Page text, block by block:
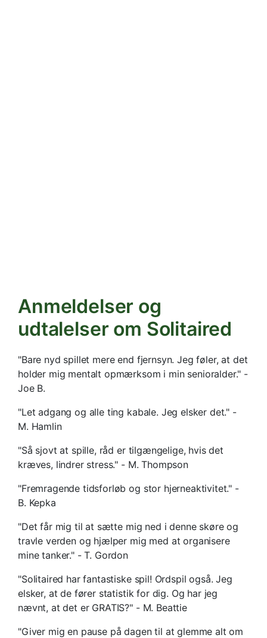
Anmeldelser og
udtalelser om Solitaired
"Bare nyd spillet mere end fjernsyn. Jeg føler, at det
holder mig mentalt opmærksom i min senioralder." -
Joe B.
"Let adgang og alle ting kabale. Jeg elsker det." -
M. Hamlin
"Så sjovt at spille, råd er tilgængelige, hvis det
kræves, lindrer stress." - M. Thompson
"Fremragende tidsforløb og stor hjerneaktivitet." -
B. Kepka
"Det får mig til at sætte mig ned i denne skøre og
travle verden og hjælper mig med at organisere
mine tanker." - T. Gordon
"Solitaired har fantastiske spil! Ordspil også. Jeg
elsker, at de fører statistik for dig. Og har jeg
nævnt, at det er GRATIS?" - M. Beattie
"Giver mig en pause på dagen til at glemme alt om